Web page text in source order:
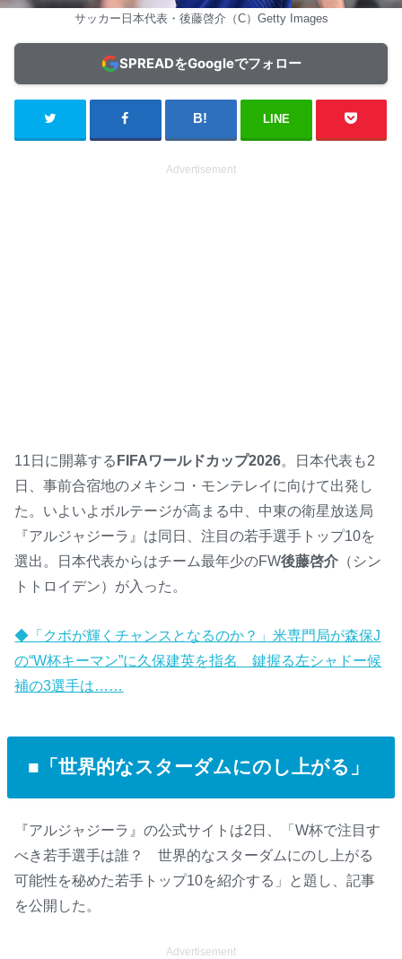
サッカー日本代表・後藤啓介（C）Getty Images
SPREADをGoogleでフォロー
LINE
Advertisement
11日に開幕するFIFAワールドカップ2026。日本代表も2
日、事前合宿地のメキシコ・モンテレイに向けて出発し
た。いよいよボルテージが高まる中、中東の衛星放送局
『アルジャジーラ』は同日、注目の若手選手トップ10を
選出。日本代表からはチーム最年少のFW後藤啓介 （シン
トトロイデン）が入った。
◆「クボが輝くチャンスとなるのか？」米専門局が森保J
の“W杯キーマン”に久保建英を指名 鍵握る左シャドー候
補の3選手は……
■「世界的なスターダムにのし上がる」
『アルジャジーラ』の公式サイトは2日、「W杯で注目す
べき若手選手は誰？ 世界的なスターダムにのし上がる
可能性を秘めた若手トップ10を紹介する」と題し、記事
を公開した。
Advertisement